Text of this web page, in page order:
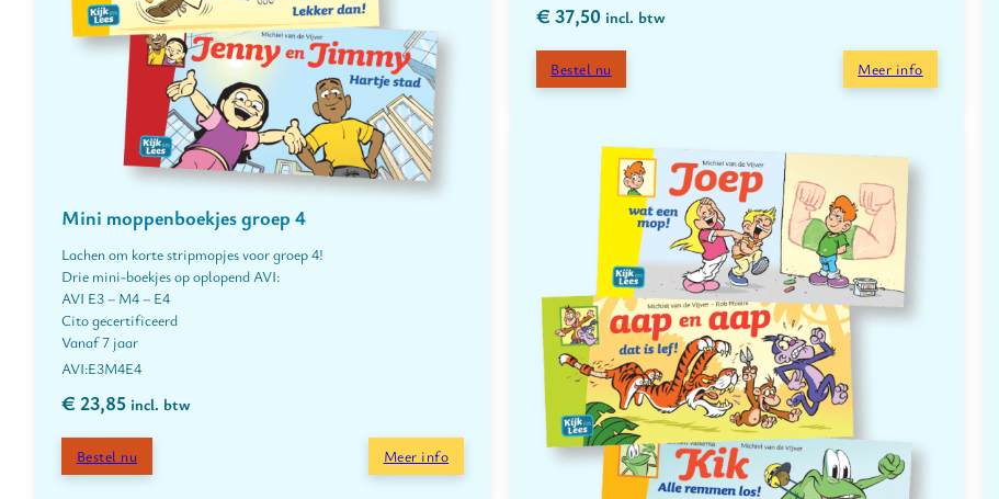
Mini moppenboekjes groep 4
Lachen om korte stripmopjes voor groep 4!
Drie mini-boekjes op oplopend AVI:
AVI E3 – M4 – E4
Cito gecertificeerd
Vanaf 7 jaar
E3M4E4
€ 23,85 incl. btw
Bestel nu Meer info
€ 37,50 incl. btw
Bestel nu Meer info